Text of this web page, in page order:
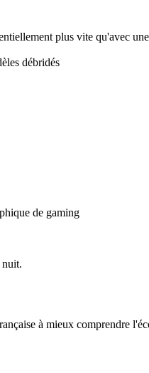
plus vite qu'avec
débridés
de gaming
nuit.
à mieux comprendre